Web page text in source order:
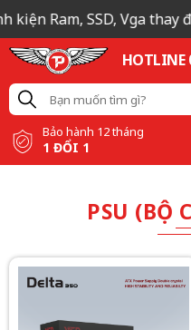
Ram, SSD, Vga thay đổi
HOTLINE
Bảo hành 12 tháng
1 ĐỔI 1
PSU (BỘ